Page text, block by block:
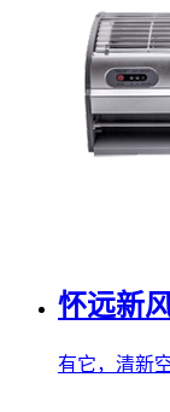
怀远新
有它，清新